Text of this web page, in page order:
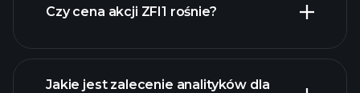
Czy cena akcji ZFI1 rośnie?
Jakie jest zalecenie analityków dla